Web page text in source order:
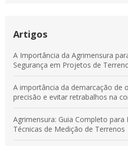
Garantir Precisão
Serviços de Agrimensura: Entenda
Segurança em Projetos Territoriais
Demarcação de Obras: Guia
Eficiência e Segurança do Seu
Artigos
A Importância da Agrimensura
Segurança em Projetos de
A importância da demarcação de
precisão e evitar retrabalhos na
Agrimensura: Guia Completo para
Técnicas de Medição de Terrenos